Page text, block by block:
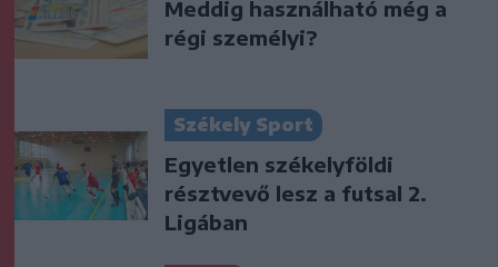
Meddig használható még a
régi személyi?
Székely Sport
Egyetlen székelyföldi
résztvevő lesz a futsal 2.
Ligában